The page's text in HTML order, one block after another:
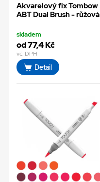
Akvarelový fix Tombow
ABT Dual Brush - růžová
skladem
od 77,4 Kč
vč. DPH
Detail